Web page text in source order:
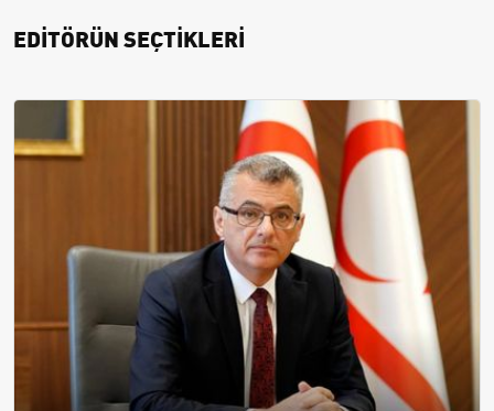
EDİTÖRÜN SEÇTİKLERİ